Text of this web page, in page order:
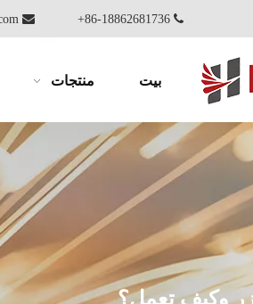


بيت منتجات
وكيف تعمل؟